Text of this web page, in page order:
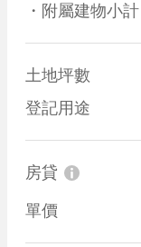
・附屬建物小計
土地坪數
登記用途
房貸
單價